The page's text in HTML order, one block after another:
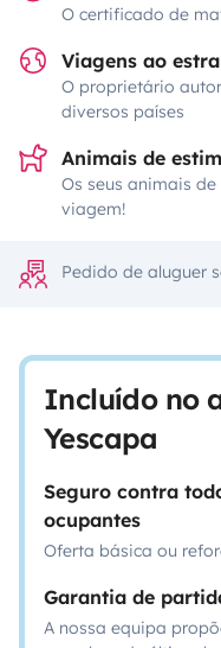
O certificado de
Viagens ao
O proprietário
diversos países
Animais de
Os seus animais
viagem!
Pedido de aluguer
Incluído no
Yescapa
Seguro contra
ocupantes
Oferta básica ou
Garantia de
A nossa equipa